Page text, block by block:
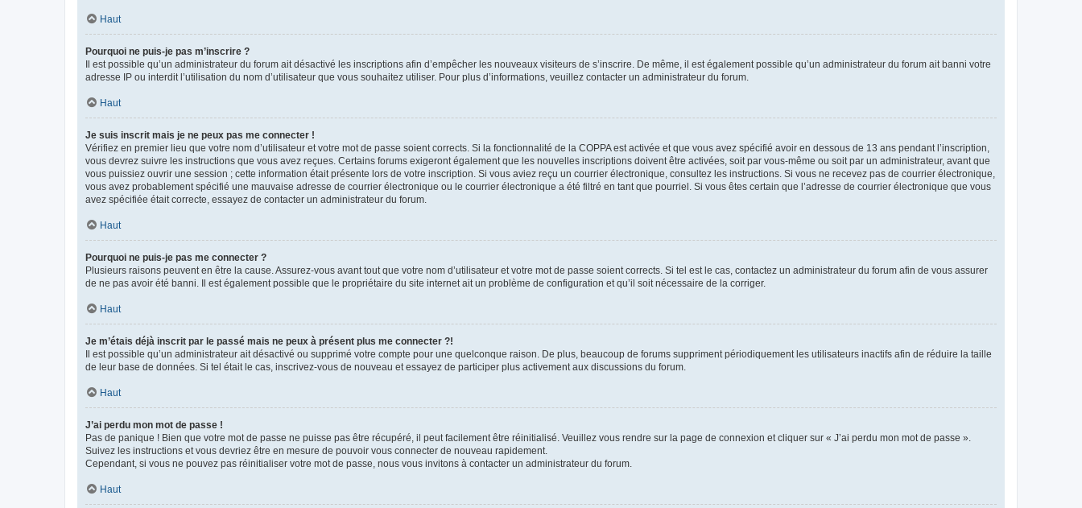
Haut
Pourquoi ne puis-je pas m’inscrire ?
Il est possible qu’un administrateur du forum ait désactivé les inscriptions afin d’empêcher les nouveaux visiteurs de s’inscrire. De même, il est également possible qu’un administrateur du forum ait banni votre
adresse IP ou interdit l’utilisation du nom d’utilisateur que vous souhaitez utiliser. Pour plus d’informations, veuillez contacter un administrateur du forum.
Haut
Je suis inscrit mais je ne peux pas me connecter !
Vérifiez en premier lieu que votre nom d’utilisateur et votre mot de passe soient corrects. Si la fonctionnalité de la COPPA est activée et que vous avez spécifié avoir en dessous de 13 ans pendant l’inscription,
vous devrez suivre les instructions que vous avez reçues. Certains forums exigeront également que les nouvelles inscriptions doivent être activées, soit par vous-même ou soit par un administrateur, avant que
vous puissiez ouvrir une session ; cette information était présente lors de votre inscription. Si vous aviez reçu un courrier électronique, consultez les instructions. Si vous ne recevez pas de courrier électronique,
vous avez probablement spécifié une mauvaise adresse de courrier électronique ou le courrier électronique a été filtré en tant que pourriel. Si vous êtes certain que l’adresse de courrier électronique que vous
avez spécifiée était correcte, essayez de contacter un administrateur du forum.
Haut
Pourquoi ne puis-je pas me connecter ?
Plusieurs raisons peuvent en être la cause. Assurez-vous avant tout que votre nom d’utilisateur et votre mot de passe soient corrects. Si tel est le cas, contactez un administrateur du forum afin de vous assurer
de ne pas avoir été banni. Il est également possible que le propriétaire du site internet ait un problème de configuration et qu’il soit nécessaire de la corriger.
Haut
Je m’étais déjà inscrit par le passé mais ne peux à présent plus me connecter ?!
Il est possible qu’un administrateur ait désactivé ou supprimé votre compte pour une quelconque raison. De plus, beaucoup de forums suppriment périodiquement les utilisateurs inactifs afin de réduire la taille
de leur base de données. Si tel était le cas, inscrivez-vous de nouveau et essayez de participer plus activement aux discussions du forum.
Haut
J’ai perdu mon mot de passe !
Pas de panique ! Bien que votre mot de passe ne puisse pas être récupéré, il peut facilement être réinitialisé. Veuillez vous rendre sur la page de connexion et cliquer sur « J’ai perdu mon mot de passe ».
Suivez les instructions et vous devriez être en mesure de pouvoir vous connecter de nouveau rapidement.
Cependant, si vous ne pouvez pas réinitialiser votre mot de passe, nous vous invitons à contacter un administrateur du forum.
Haut